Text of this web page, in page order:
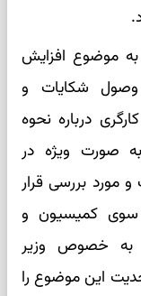
به موضوع افزایش
وصول شکایات و
درباره نحوه
صورت ویژه در
مورد بررسی قرار
سوی کمیسیون و
به خصوص وزیر
این موضوع را